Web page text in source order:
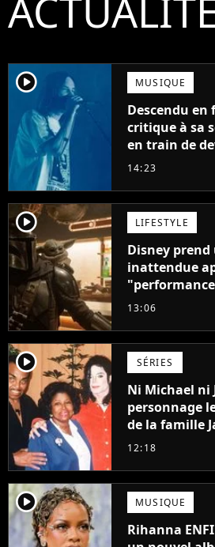
player2 MUSIQUE
Descendu en
critique à sa
en train de
populaire de
14:23
player2 LIFESTYLE
Disney prend
inattendue
Vaiana et
13:06
player2 SÉRIES
Ni Michael ni
personnage
de la famille
droit à sa
12:18
player2 MUSIQUE
Rihanna